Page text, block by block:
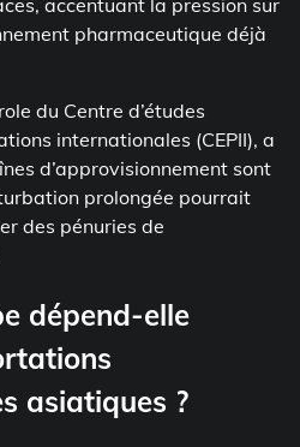
pharmaceutique déjà
du Centre d’études
internationales (CEPII), a
d’approvisionnement sont
prolongée pourrait
des pénuries de
dépend-elle
asiatiques ?